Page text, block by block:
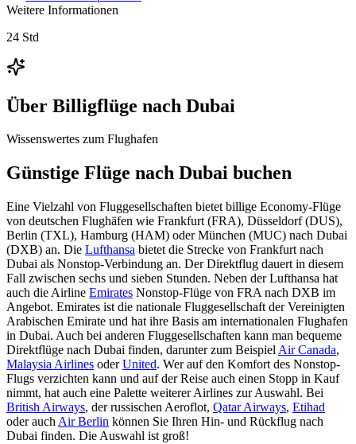
Weitere Informationen
24 Std
Über Billigflüge nach Dubai
Wissenswertes zum Flughafen
Günstige Flüge nach Dubai buchen
Eine Vielzahl von Fluggesellschaften bietet billige Economy-Flüge
von deutschen Flughäfen wie Frankfurt (FRA), Düsseldorf (DUS),
Berlin (TXL), Hamburg (HAM) oder München (MUC) nach Dubai
(DXB) an. Die Lufthansa bietet die Strecke von Frankfurt nach
Dubai als Nonstop-Verbindung an. Der Direktflug dauert in diesem
Fall zwischen sechs und sieben Stunden. Neben der Lufthansa hat
auch die Airline Emirates Nonstop-Flüge von FRA nach DXB im
Angebot. Emirates ist die nationale Fluggesellschaft der Vereinigten
Arabischen Emirate und hat ihre Basis am internationalen Flughafen
in Dubai. Auch bei anderen Fluggesellschaften kann man bequeme
Direktflüge nach Dubai finden, darunter zum Beispiel Air Canada,
Malaysia Airlines oderUnited. Wer auf den Komfort des Nonstop-
Flugs verzichten kann und auf der Reise auch einen Stopp in Kauf
nimmt, hat auch eine Palette weiterer Airlines zur Auswahl. Bei
British Airways, der russischen Aeroflot, Qatar Airways, Etihad
oder auch Air Berlin können Sie Ihren Hin- und Rückflug nach
Dubai finden. Die Auswahl ist groß!